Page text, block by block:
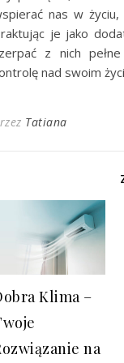
nas w
je jako
z nich
nad swoim
Tatiana
Klima –
na